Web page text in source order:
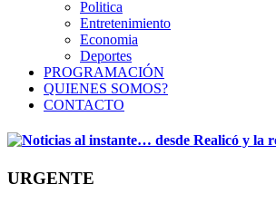
Politica
Entretenimiento
Economia
Deportes
PROGRAMACIÓN
QUIENES SOMOS?
CONTACTO
URGENTE